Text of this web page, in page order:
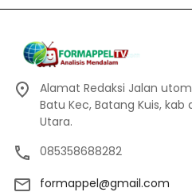
Alamat Redaksi Jalan
Batu Kec, Batang Kuis,
Utara.
085358688282
formappel@gmail.com